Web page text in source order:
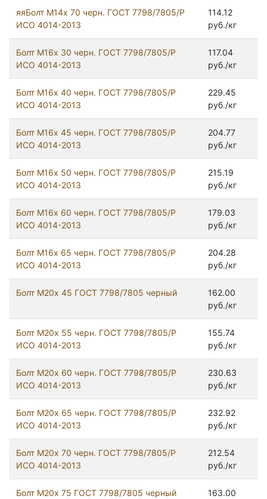
яяБолт М14х 70 черн. ГОСТ 7798/7805/Р
ИСО 4014-2013
114.12
руб./кг
Болт М16х 30 черн. ГОСТ 7798/7805/Р
ИСО 4014-2013
117.04
руб./кг
Болт М16х 40 черн. ГОСТ 7798/7805/Р
ИСО 4014-2013
229.45
руб./кг
Болт М16х 45 черн. ГОСТ 7798/7805/Р
ИСО 4014-2013
204.77
руб./кг
Болт М16х 50 черн. ГОСТ 7798/7805/Р
ИСО 4014-2013
215.19
руб./кг
Болт М16х 60 черн. ГОСТ 7798/7805/Р
ИСО 4014-2013
179.03
руб./кг
Болт М16х 65 черн. ГОСТ 7798/7805/Р
ИСО 4014-2013
204.28
руб./кг
Болт М20x 45 ГОСТ 7798/7805 черный
162.00
руб./кг
Болт М20х 55 черн. ГОСТ 7798/7805/Р
ИСО 4014-2013
155.74
руб./кг
Болт М20х 60 черн. ГОСТ 7798/7805/Р
ИСО 4014-2013
230.63
руб./кг
Болт М20х 65 черн. ГОСТ 7798/7805/Р
ИСО 4014-2013
232.92
руб./кг
Болт М20х 70 черн. ГОСТ 7798/7805/Р
ИСО 4014-2013
212.54
руб./кг
Болт М20x 75 ГОСТ 7798/7805 черный
163.00